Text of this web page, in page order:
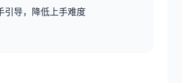
引导，降低上手难度